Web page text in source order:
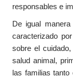
responsables e
De igual
caracterizado
sobre el
salud animal,
las familias